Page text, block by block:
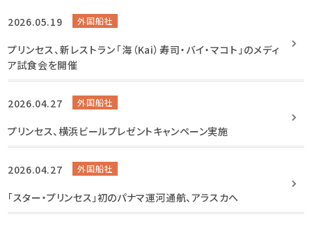
2026.05.19 外国船社
プリンセス、新レストラン「海（Kai）寿司・バイ・マコト」のメディ
ア試食会を開催
2026.04.27 外国船社
プリンセス、横浜ビールプレゼントキャンペーン実施
2026.04.27 外国船社
「スター・プリンセス」初のパナマ運河通航、アラスカへ